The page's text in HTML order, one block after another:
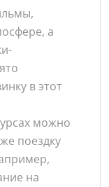
а
в этот
можно
поездку
на